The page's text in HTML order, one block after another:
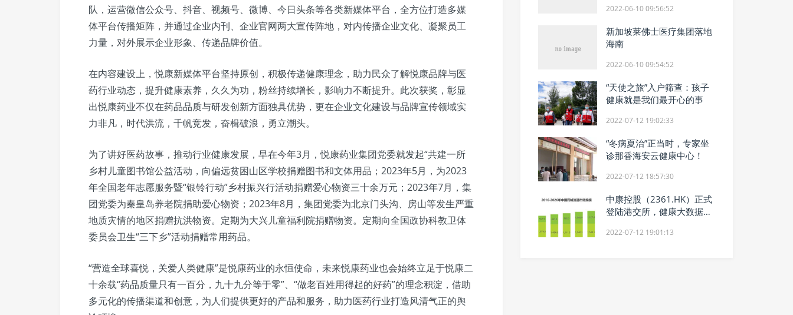
队，运营微信公众号、抖音、视频号、微博、今日头条等各类新媒体平台，全方位打造多媒
体平台传播矩阵，并通过企业内刊、企业官网两大宣传阵地，对内传播企业文化、凝聚员工
力量，对外展示企业形象、传递品牌价值。
在内容建设上，悦康新媒体平台坚持原创，积极传递健康理念，助力民众了解悦康品牌与医
药行业动态，提升健康素养，久久为功，粉丝持续增长，影响力不断提升。此次获奖，彰显
出悦康药业不仅在药品品质与研发创新方面独具优势，更在企业文化建设与品牌宣传领域实
力非凡，时代洪流，千帆竞发，奋楫破浪，勇立潮头。
为了讲好医药故事，推动行业健康发展，早在今年3月，悦康药业集团党委就发起“共建一所
乡村儿童图书馆公益活动，向偏远贫困山区学校捐赠图书和文体用品；2023年5月，为2023
年全国老年志愿服务暨“银铃行动”乡村振兴行活动捐赠爱心物资三十余万元；2023年7月，集
团党委为秦皇岛养老院捐助爱心物资；2023年8月，集团党委为北京门头沟、房山等发生严重
地质灾情的地区捐赠抗洪物资。定期为大兴儿童福利院捐赠物资。定期向全国政协科教卫体
委员会卫生“三下乡”活动捐赠常用药品。
“营造全球喜悦，关爱人类健康”是悦康药业的永恒使命，未来悦康药业也会始终立足于悦康二
十余载“药品质量只有一百分，九十九分等于零”、“做老百姓用得起的好药”的理念积淀，借助
多元化的传播渠道和创意，为人们提供更好的产品和服务，助力医药行业打造风清气正的舆
2022-06-10 09:56:52
新加坡莱佛士医疗集团落地
海南
2022-06-10 09:54:52
“天使之旅”入户筛查：孩子
健康就是我们最开心的事
2022-07-12 19:02:33
“冬病夏治”正当时，专家坐
诊那香海安云健康中心！
2022-07-12 18:57:30
中康控股（2361.HK）正式
登陆港交所，健康大数据领
2022-07-12 19:01:13